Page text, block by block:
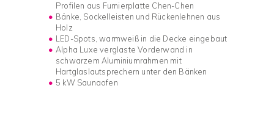
Profilen aus Furnierplatte Chen-Chen
Bänke, Sockelleisten und Rückenlehnen aus
Holz
LED-Spots, warmweiß in die Decke eingebaut
Alpha Luxe verglaste Vorderwand in
schwarzem Aluminiumrahmen mit
Hartglaslautsprechern unter den Bänken
5 kW Saunaofen